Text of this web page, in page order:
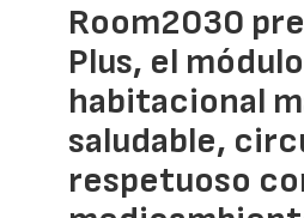
Room2030
Plus, el módulo
habitacional
saludable,
respetuoso